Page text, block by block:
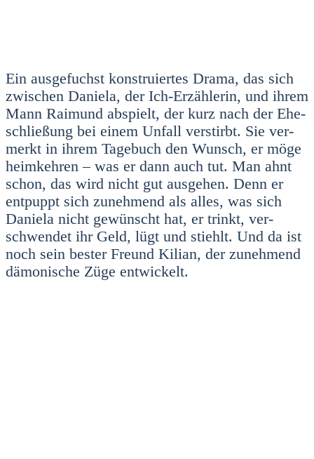
Ein aus­ge­fuchst kon­stru­ier­tes Dra­ma, das sich
zwi­schen Danie­la, der Ich-Erzäh­le­rin, und ihrem
Mann Rai­mund abspielt, der kurz nach der Ehe­
schlie­ßung bei einem Unfall ver­stirbt. Sie ver­
merkt in ihrem Tage­buch den Wunsch, er möge
heim­keh­ren – was er dann auch tut. Man ahnt
schon, das wird nicht gut aus­ge­hen. Denn er
ent­puppt sich zuneh­mend als alles, was sich
Danie­la nicht gewünscht hat, er trinkt, ver­
schwen­det ihr Geld, lügt und stiehlt. Und da ist
noch sein bes­ter Freund Kili­an, der zuneh­mend
dämo­ni­sche Züge ent­wi­ckelt.